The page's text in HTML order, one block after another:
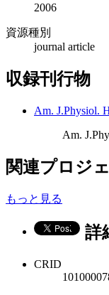
2006
資源種別
journal article
収録刊行物
Am. J.Physiol.
Am.
関連プロジ
もっと見る
詳
CRID